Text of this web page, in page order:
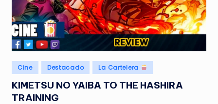
u
e
d
aPublicado
en
Cine Destacado La Cartelera
KIMETSU NO YAIBA TO THE HASHIRA
TRAINING